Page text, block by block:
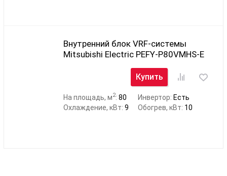
Внутренний блок VRF-системы
Mitsubishi Electric PEFY-P80VMHS-E
Купить
На площадь, м2: 80 Инвертор: Есть
Охлаждение, кВт: 9 Обогрев, кВт: 10